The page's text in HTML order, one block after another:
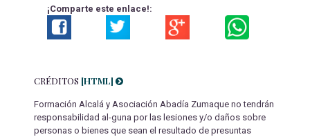
¡Comparte este enlace!:
CRÉDITOS [HTML]
Formación Alcalá y Asociación Abadía Zumaque no tendrán
responsabilidad al-guna por las lesiones y/o daños sobre
personas o bienes que sean el resultado de presuntas